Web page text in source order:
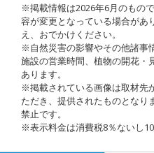
※掲載情報は2026年6月のもの
容が変更となっている場合があ
え、おでかけください。
※自然災害の影響やその他諸事
施設の営業時間、植物の開花・
あります。
※掲載されている画像は取材先
ただき、提供されたものとなり
禁止です。
※表示料金は消費税8％ないし10